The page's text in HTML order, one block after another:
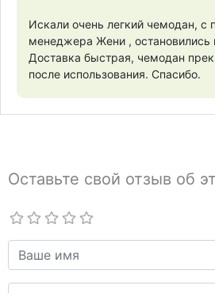
Искали очень легкий чемодан,
менеджера Жени , остановились
Доставка быстрая, чемодан
после использования. Спасибо.
Оставьте свой отзыв об